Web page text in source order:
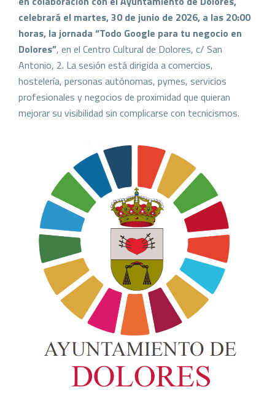
celebrará el martes, 30 de junio de 2026, a las 20:00
horas, la jornada “Todo Google para tu negocio en
Dolores”, en el Centro Cultural de Dolores, c/ San
Antonio, 2. La sesión está dirigida a comercios,
hostelería, personas autónomas, pymes, servicios
profesionales y negocios de proximidad que quieran
mejorar su visibilidad sin complicarse con tecnicismos.